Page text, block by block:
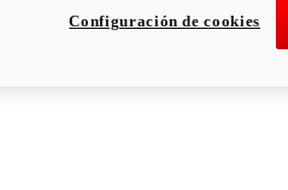
Configuración de cookies